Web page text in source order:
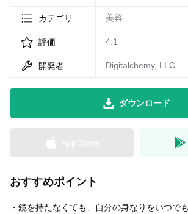
LINE無料スタンプ
無料猫ミーム
カテゴリ 美容
評価 4.1
開発者 Digitalchemy, LLC
ダウンロード
おすすめポイント
・鏡を持たなくても、自分の身なりをいつで